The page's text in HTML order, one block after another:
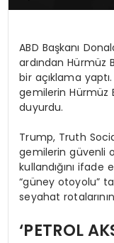
ABD Başkanı
ardından Hürmüz
bir açıklama
gemilerin Hürmüz
duyurdu.
Trump, Truth
gemilerin güvenli
kullandığını
“güney otoyolu”
seyahat
‘PETROL